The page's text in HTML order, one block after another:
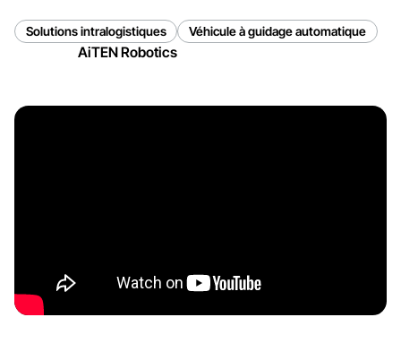
Solutions intralogistiques Véhicule à guidage automatique
AiTEN Robotics